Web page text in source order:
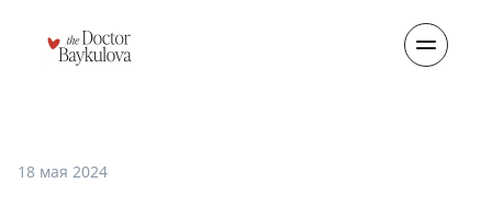
18 мая 2024